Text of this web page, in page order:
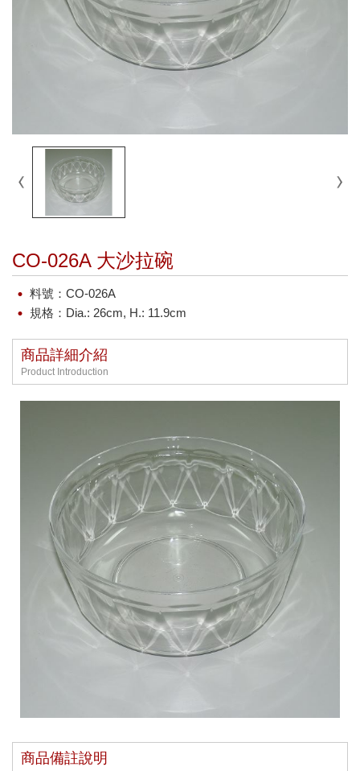
CO-026A 大沙拉碗
料號：CO-026A
規格：Dia.: 26cm, H.: 11.9cm
商品詳細介紹
Product Introduction
商品備註說明